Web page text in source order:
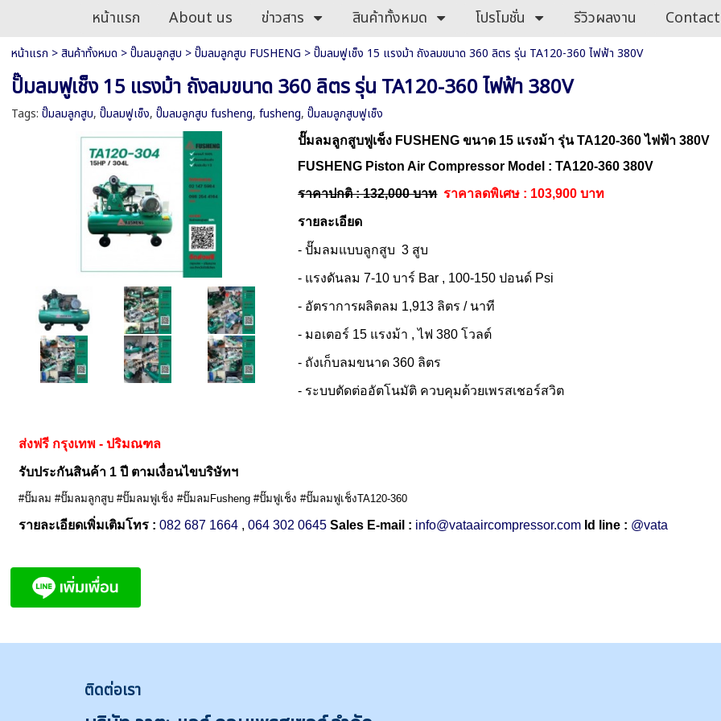
หน้าแรก About us ข่าวสาร สินค้าทั้งหมด โปรโมชั่น รีวิวผลงาน
หน้าแรก >สินค้าทั้งหมด >ปั๊มลมลูกสูบ >ปั๊มลมลูกสูบ FUSHENG >ปั๊มลมฟูเช็ง 15 แรงม้า ถังลมขนาด 360 ลิตร รุ่น TA120-360 ไฟฟ้า 380V
ปั๊มลมฟูเช็ง 15 แรงม้า ถังลมขนาด 360 ลิตร รุ่น TA120-360 ไฟฟ้า 380V
Tags: ปั๊มลมลูกสูบ, ปั๊มลมฟูเช็ง, ปั๊มลมลูกสูบ fusheng, fusheng, ปั๊มลมลูกสูบฟูเช็ง
ปั๊มลมลูกสูบฟูเช็ง FUSHENG ขนาด 15 แรงม้า รุ่น TA120-360 ไฟฟ้า 380V
FUSHENG Piston Air Compressor Model : TA120-360 380V
ราคาปกติ : 132,000 บาท ราคาลดพิเศษ : 103,900 บาท
รายละเอียด
- ปั๊มลมแบบลูกสูบ 3 สูบ
- แรงดันลม 7-10 บาร์ Bar , 100-150 ปอนด์ Psi
- อัตราการผลิตลม 1,913 ลิตร / นาที
- มอเตอร์ 15 แรงม้า , ไฟ 380 โวลต์
- ถังเก็บลมขนาด 360 ลิตร
- ระบบตัดต่ออัตโนมัติ ควบคุมด้วยเพรสเชอร์สวิต
ส่งฟรี กรุงเทพ - ปริมณฑล
รับประกันสินค้า 1 ปี ตามเงื่อนไขบริษัทฯ
#ปั๊มลม #ปั๊มลมลูกสูบ #ปั๊มลมฟูเช็ง #ปั๊มลมFusheng #ปั๊มฟูเช็ง #ปั๊มลมฟูเช็งTA120-360
รายละเอียดเพิ่มเติมโทร :082 687 1664 ,064 302 0645 Sales E-mail : info@vataaircompressor.com Id line : @vata
ติดต่อเรา